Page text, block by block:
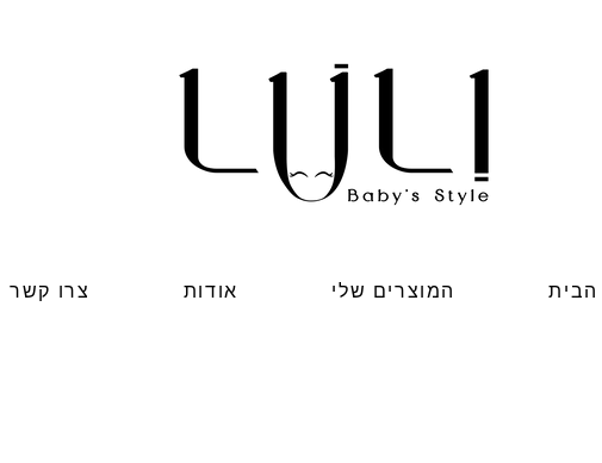
הבית המוצרים שלי אודות צרו קשר